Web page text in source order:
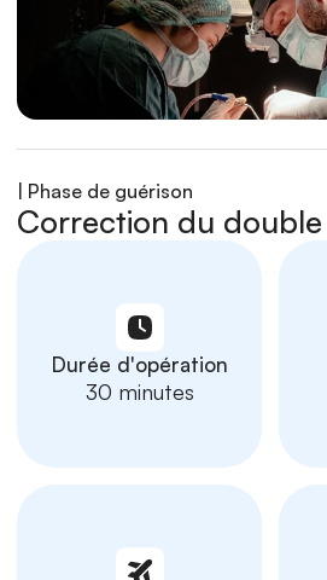
| Phase de guérison
Correction du
Durée d'opération
30 minutes